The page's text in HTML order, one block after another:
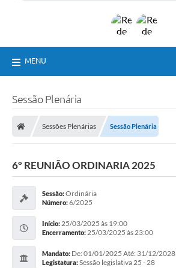
MENU
Sessão Plenária
Sessões Plenárias Sessão Plenária
6º REUNIÃO ORDINARIA 2025
Sessão:Ordinária
Número:6/2025
Início:25/03/2025 às 19:00
Encerramento:25/03/2025 às 23:00
Mandato: De: 01/01/2025 Até: 31/12/2028
Legistatura:Sessão legislativa 25 - 28